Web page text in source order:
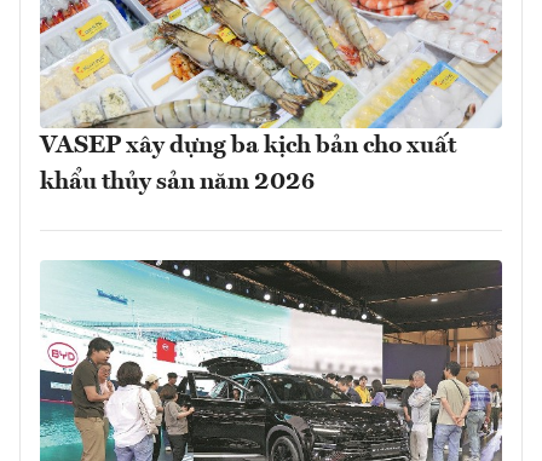
VASEP xây dựng ba kịch bản cho xuất
khẩu thủy sản năm 2026